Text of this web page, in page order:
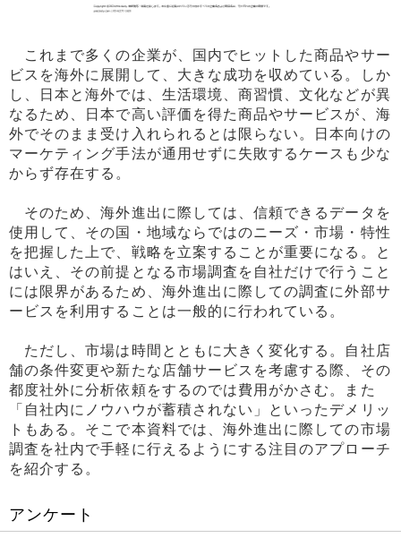
これまで多くの企業が、国内でヒットした商品やサー
ビスを海外に展開して、大きな成功を収めている。しか
し、日本と海外では、生活環境、商習慣、文化などが異
なるため、日本で高い評価を得た商品やサービスが、海
外でそのまま受け入れられるとは限らない。日本向けの
マーケティング手法が通用せずに失敗するケースも少な
からず存在する。
そのため、海外進出に際しては、信頼できるデータを
使用して、その国・地域ならではのニーズ・市場・特性
を把握した上で、戦略を立案することが重要になる。と
はいえ、その前提となる市場調査を自社だけで行うこと
には限界があるため、海外進出に際しての調査に外部サ
ービスを利用することは一般的に行われている。
ただし、市場は時間とともに大きく変化する。自社店
舗の条件変更や新たな店舗サービスを考慮する際、その
都度社外に分析依頼をするのでは費用がかさむ。また
「自社内にノウハウが蓄積されない」といったデメリッ
トもある。そこで本資料では、海外進出に際しての市場
調査を社内で手軽に行えるようにする注目のアプローチ
を紹介する。
アンケート